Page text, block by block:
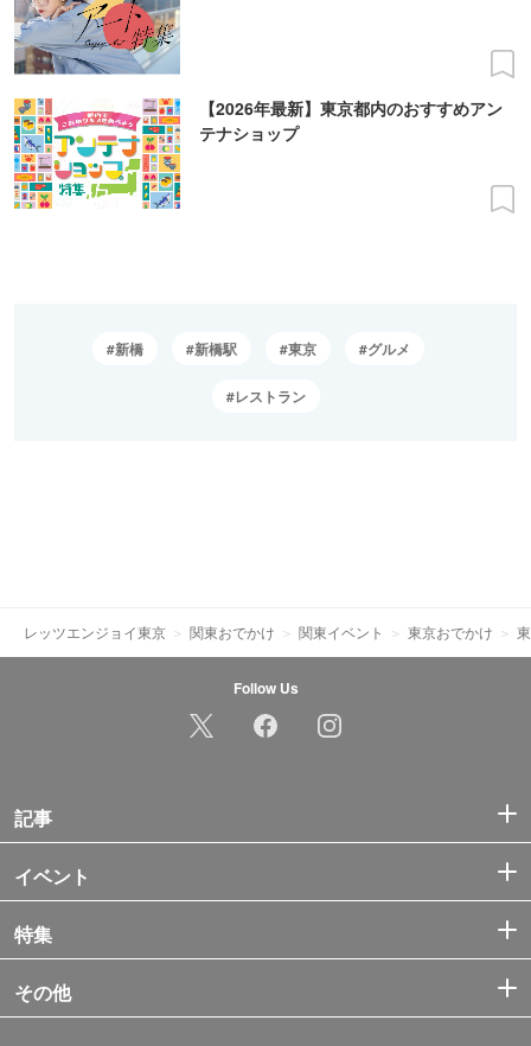
【2026年最新】東京都内のおすすめアン
テナショップ
新橋 新橋駅 東京 グルメ
レストラン
レッツエンジョイ東京 関東おでかけ 関東イベント 東京おでかけ
Follow Us
記事
イベント
特集
その他